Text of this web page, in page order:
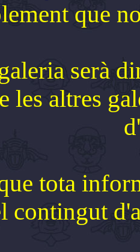
que
serà
les altres
tota
contingut